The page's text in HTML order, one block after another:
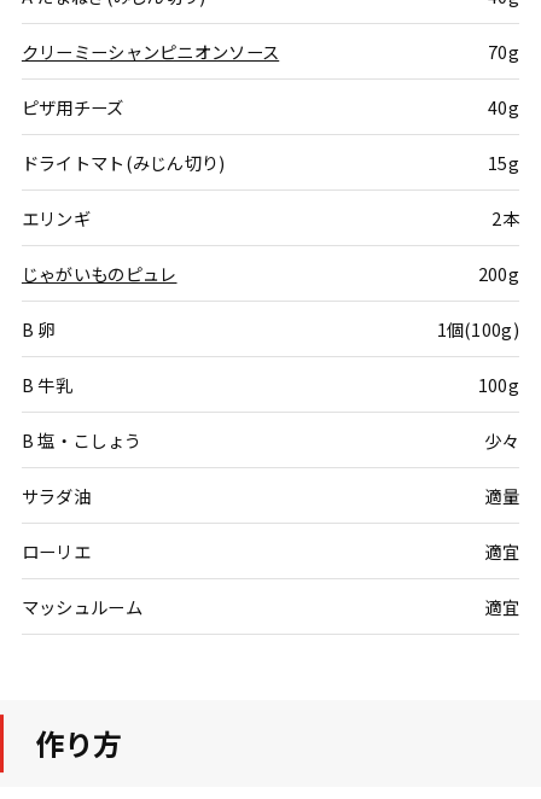
クリーミーシャンピニオンソース 70g
ピザ用チーズ 40g
ドライトマト(みじん切り) 15g
エリンギ 2本
じゃがいものピュレ 200g
B 卵 1個(100g)
B 牛乳 100g
B 塩・こしょう 少々
サラダ油 適量
ローリエ 適宜
マッシュルーム 適宜
作り方